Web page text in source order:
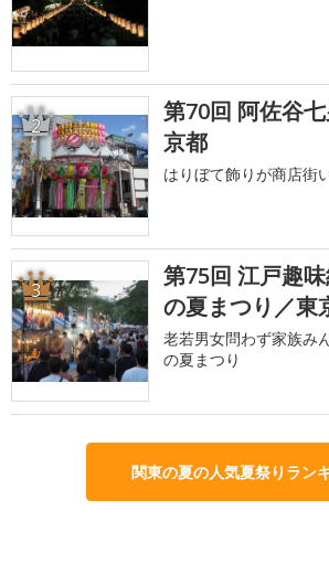
2
第70回 阿佐谷
京都
はりぼて飾りが商店街
3
第75回 江戸趣
の夏まつり／東
老若男女問わず家族み
の夏まつり
関東の夏の人気夏祭りラン